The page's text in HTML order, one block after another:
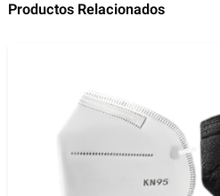
Productos Relacionados